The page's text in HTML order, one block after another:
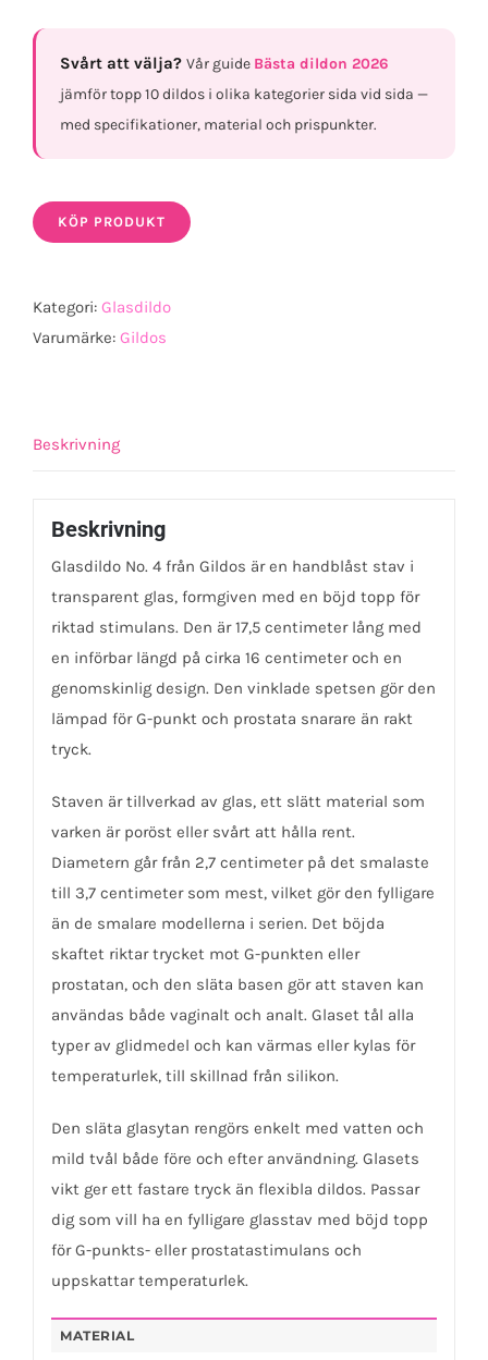
Svårt att välja? Vår guide Bästa dildon 2026
jämför topp 10 dildos i olika kategorier sida vid sida —
med specifikationer, material och prispunkter.
KÖP PRODUKT
Kategori: Glasdildo
Varumärke: Gildos
Beskrivning
Beskrivning
Glasdildo No. 4 från Gildos är en handblåst stav i
transparent glas, formgiven med en böjd topp för
riktad stimulans. Den är 17,5 centimeter lång med
en införbar längd på cirka 16 centimeter och en
genomskinlig design. Den vinklade spetsen gör den
lämpad för G-punkt och prostata snarare än rakt
tryck.
Staven är tillverkad av glas, ett slätt material som
varken är poröst eller svårt att hålla rent.
Diametern går från 2,7 centimeter på det smalaste
till 3,7 centimeter som mest, vilket gör den fylligare
än de smalare modellerna i serien. Det böjda
skaftet riktar trycket mot G-punkten eller
prostatan, och den släta basen gör att staven kan
användas både vaginalt och analt. Glaset tål alla
typer av glidmedel och kan värmas eller kylas för
temperaturlek, till skillnad från silikon.
Den släta glasytan rengörs enkelt med vatten och
mild tvål både före och efter användning. Glasets
vikt ger ett fastare tryck än flexibla dildos. Passar
dig som vill ha en fylligare glasstav med böjd topp
för G-punkts- eller prostatastimulans och
uppskattar temperaturlek.
MATERIAL